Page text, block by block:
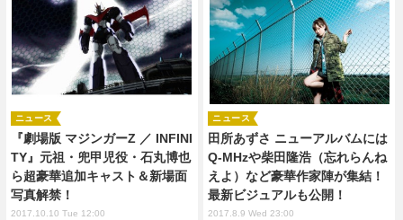
『劇場版 マジンガーZ ／ INFINI
TY』元祖・兜甲児役・石丸博也
ら超豪華追加キャスト＆新場面
写真解禁！
ニュース
2017.10.10 Tue 12:00
田所あずさ ニューアルバムには
Q-MHzや柴田隆浩（忘れらんね
えよ）など豪華作家陣が集結！
最新ビジュアルも公開！
ニュース
2017.8.9 Wed 23:00